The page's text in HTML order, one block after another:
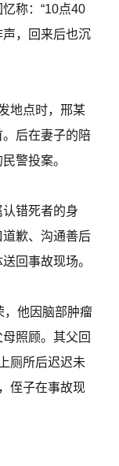
称：“10点40
，回来后也沉
地点时，邢某
后在妻子的陪
警投案。
错死者的身
歉、沟通善后
回事故现场。
，他因脑部肿瘤
照顾。其父回
厕所后迟迟未
侄子在事故现